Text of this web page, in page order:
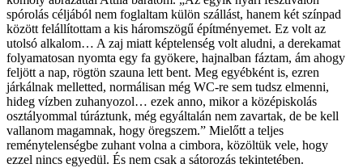
spórolás céljából nem foglaltam külön szállást, hanem két színpad
között felállítottam a kis háromszögű építményemet. Ez volt az
utolsó alkalom… A zaj miatt képtelenség volt aludni, a derekamat
folyamatosan nyomta egy fa gyökere, hajnalban fáztam, ám ahogy
feljött a nap, rögtön szauna lett bent. Meg egyébként is, ezren
járkálnak melletted, normálisan még WC-re sem tudsz elmenni,
hideg vízben zuhanyozol… ezek anno, mikor a középiskolás
osztályommal túráztunk, még egyáltalán nem zavartak, de be kell
vallanom magamnak, hogy öregszem.” Mielőtt a teljes
reménytelenségbe zuhant volna a cimbora, közöltük vele, hogy
ezzel nincs egyedül. És nem csak a sátorozás tekintetében.